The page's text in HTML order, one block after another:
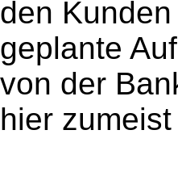
den
geplante
von der
hier